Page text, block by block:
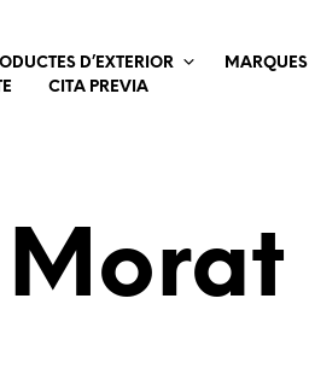
D’EXTERIOR MARQUES
CITA PREVIA
Morat